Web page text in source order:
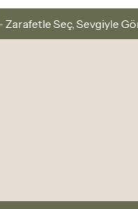
Sevgiyle Gönder